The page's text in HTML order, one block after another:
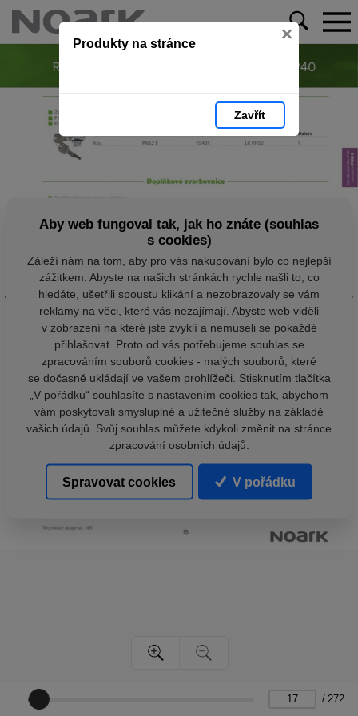
Produkty na stránce ×
Zavřít
/ 272
Aby web fungoval tak, jak ho znáte (souhlas
s cookies)
Záleží nám na tom, aby pro vás nakupování bylo co nejlepší
zážitkem. Abyste na našich stránkách rychle našli to, co
hledáte, ušetřili spoustu klikání a nezobrazovaly se vám
reklamy na věci, které vás nezajímají. Abyste web viděli
v zobrazení na které jste zvyklí a nemuseli se pokaždé
přihlašovat. Proto od vás potřebujeme souhlas se
zpracováním souborů cookies - malých souborů, které
se dočasně ukládají ve vašem prohlížeči. Stisknutím tlačítka
„V pořádku“ souhlasíte s nastavením cookies tak, abychom
vám poskytovali smysluplné a užitečné služby na základě
vašich údajů. Svůj souhlas můžete kdykoli změnit na stránce
zpracování osobních údajů.
Spravovat cookies V pořádku